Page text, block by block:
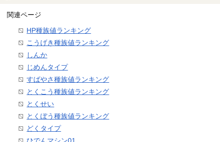
関連ページ
HP種族値ランキング
こうげき種族値ランキング
しんか
じめんタイプ
すばやさ種族値ランキング
とくこう種族値ランキング
とくせい
とくぼう種族値ランキング
どくタイプ
ひでんマシン01